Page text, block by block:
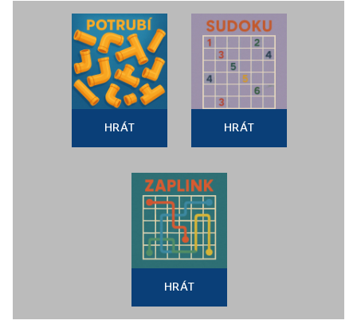
HRÁT HRÁT
HRÁT